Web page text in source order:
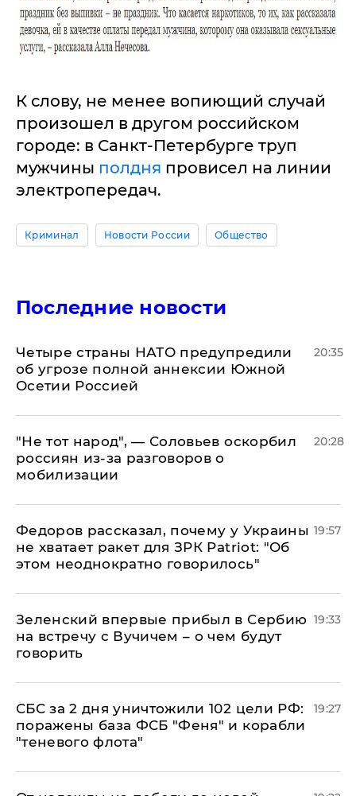
К слову, не менее вопиющий случай
произошел в другом российском
городе: в Санкт-Петербурге труп
мужчины полдня провисел на линии
электропередач.
Криминал Новости России Общество
Последние новости
Четыре страны НАТО предупредили
об угрозе полной аннексии Южной
Осетии Россией
20:35
​"Не тот народ", — Соловьев оскорбил
россиян из-за разговоров о
мобилизации
20:28
Федоров рассказал, почему у Украины
не хватает ракет для ЗРК Patriot: "Об
этом неоднократно говорилось"
19:57
Зеленский впервые прибыл в Сербию
на встречу с Вучичем – о чем будут
говорить
19:33
СБС за 2 дня уничтожили 102 цели РФ:
поражены база ФСБ "Феня" и корабли
"теневого флота"
19:27